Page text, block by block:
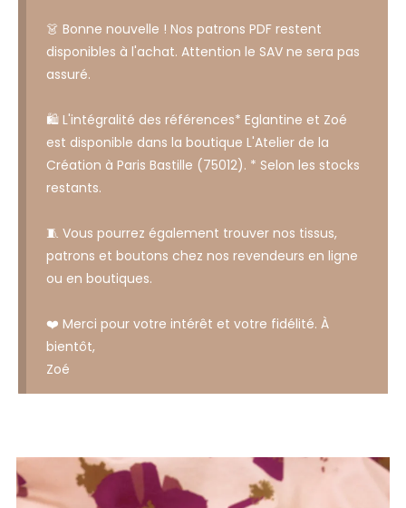
👗 Bonne nouvelle ! Nos patrons PDF restent
disponibles à l'achat. Attention le SAV ne sera pas
assuré.
🛍️ L'intégralité des références* Eglantine et Zoé
est disponible dans la boutique L'Atelier de la
Création à Paris Bastille (75012). * Selon les stocks
restants.
🧵 Vous pourrez également trouver nos tissus,
patrons et boutons chez nos revendeurs en ligne
ou en boutiques.
❤️ Merci pour votre intérêt et votre fidélité. À
bientôt,
Zoé